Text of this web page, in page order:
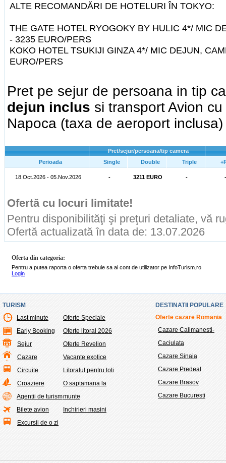
ALTE RECOMANDĂRI DE HOTELURI ÎN TOKYO:
THE GATE HOTEL RYOGOKY BY HULIC 4*/ MIC
- 3235 EURO/PERS
KOKO HOTEL TSUKIJI GINZA 4*/ MIC DEJUN,
EURO/PERS
Pret pe sejur de persoana in tip
dejun inclus si transport Avion
Napoca (taxa de aeroport inclusa)
Pret/sejur/persoana/tip camera
Perioada
Single Double Triple
18.Oct.2026 - 05.Nov.2026 - 3211 EURO -
Ofertă cu locuri limitate!
Pentru disponibilităţi şi preţuri detaliate, vă
Ofertă actualizată în data de: 13.07.2026
Oferta din categoria:
Pentru a putea raporta o oferta trebuie sa ai cont de utilizator pe InfoTurism.ro
Login
TURISM
Last minute
Early Booking
Sejur
Cazare
Circuite
Croaziere
Agentii de turism
Bilete avion
Excursii de o zi
Oferte Speciale
Oferte litoral 2026
Oferte Revelion
Vacante exotice
Litoralul pentru toti
O saptamana la
munte
Inchirieri masini
DESTINATII POPULARE
Oferte cazare Romania
Cazare Calimanesti-
Caciulata
Cazare Sinaia
Cazare Predeal
Cazare Brasov
Cazare Bucuresti